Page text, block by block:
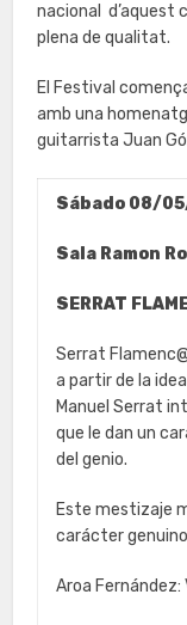
nacional d’aquest
plena de qualitat.
El Festival
amb una
guitarrista Juan
Sábado 08/
Sala Ramon
SERRAT
Serrat
a partir de la
Manuel Serrat
que le dan un
del genio.
Este mestizaje
carácter
Aroa Fernández: